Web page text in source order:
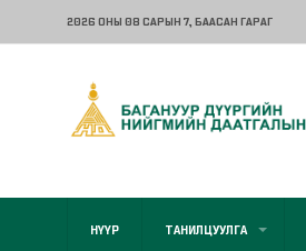
2026 ОНЫ 08 САРЫН 7, БААСАН ГАРАГ
НҮҮР ТАНИЛЦУУЛГА